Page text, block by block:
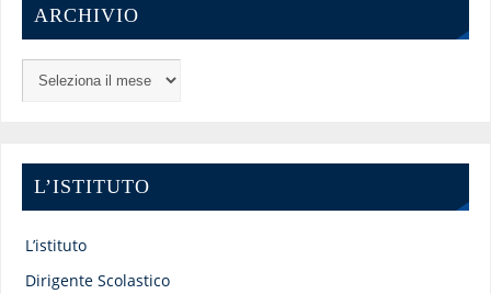
ARCHIVIO
L’ISTITUTO
L’istituto
Dirigente Scolastico